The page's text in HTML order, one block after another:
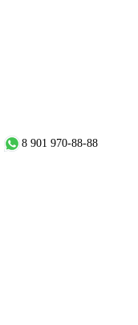
8 901 970-88-88